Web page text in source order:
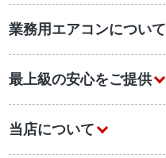
業務用エアコンについて
最上級の安心をご提供
当店について